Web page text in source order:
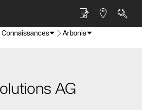
Connaissances Arbonia
AG